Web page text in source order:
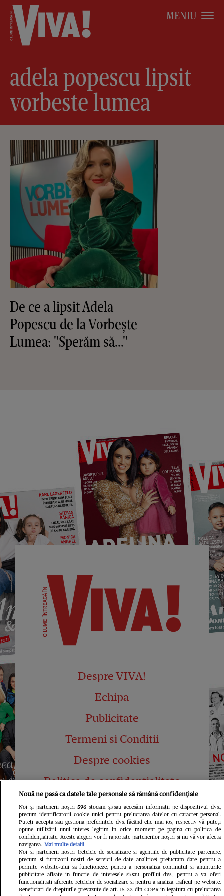
MENIU
adela popescu lipsit
vorbeste lumea
De ce a lipsit Adela
Popescu de la Vorbește
Lumea: "Sperăm să..."
Despre VIVA!
Echipa
Publicitate
Termeni si Conditii
Despre cookies
Politica de confidențialitate
Abonamente
Contact
Pariază responsabil! Decizia ONJN nr.
Nouă ne pasă ca datele tale personale să rămână confidențiale
Noi și partenerii noștri 596stocăm și/sau accesăm informații pe dispozitivul dvs.,
precum identificatorii cookie unici pentru prelucrarea datelor cu caracter personal.
Puteți accepta sau gestiona preferințele dvs. făcând clic mai jos, respectiv vă puteți
opune utilizării unui interes legitim în orice moment pe pagina cu politica de
confidențialitate. Aceste alegeri vor fi raportate partenerilor noștri și nu vă vor afecta
navigarea. Mai multe detalii
Noi si partenerii nostri (retelele de socializare si agentiile de publicitate partenere,
precum si furnizorii nostri de servicii de date analitice) prelucram date pentru a
permite website-ului sa functioneze, pentru a personaliza continutul si anunturile
publicitare afisate in functie de interesele si/sau profilul dvs., pentru a va oferi
functionalitati aferente retelelor de socializare si pentru a analiza traficul pe website.
Beneficiati de drepturile prevazute de art. 15-22 din GDPR in legatura cu prelucrarea